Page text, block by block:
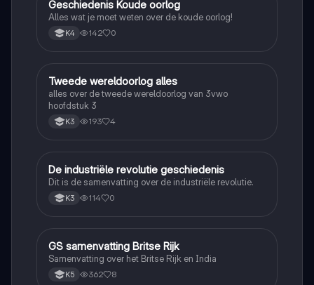
Geschiedenis
Geschiedenis Koude oorlog
Alles wat je moet weten over de koude oorlog!
K4 142 0
Geschiedenis
Tweede wereldoorlog alles
alles over de tweede wereldoorlog van 3vwo
hoofdstuk 3
K3 193 4
Geschiedenis
De industriële revolutie geschiedenis
Dit is de samenvatting over de industriële revolutie.
K3 114 0
Geschiedenis
GS samenvatting Britse Rijk
Samenvatting over het Britse Rijk en India
K5 362 8